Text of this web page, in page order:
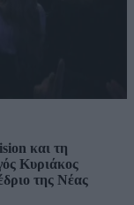
και τη
Κυριάκος
της Νέας